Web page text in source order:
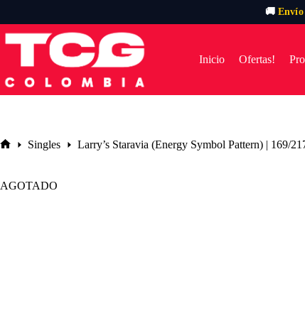
🚚
al
Inicio Ofertas!
Singles Larry’s Staravia (Energy Symbol Pattern) | 169/
AGOTADO